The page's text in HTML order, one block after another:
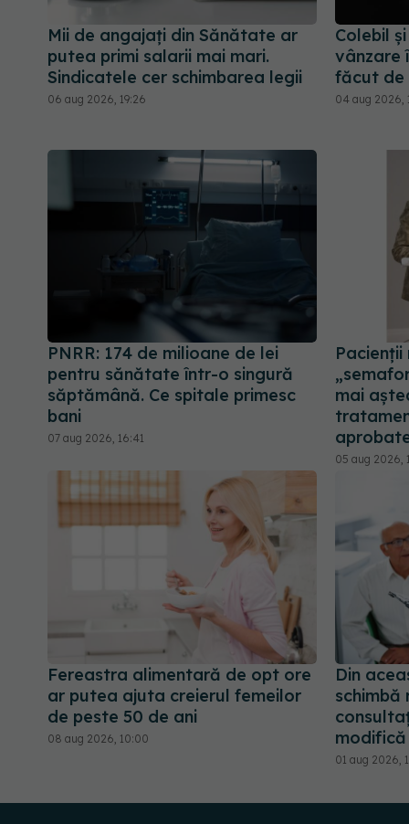
Mii de angajați din Sănătate ar
putea primi salarii mai mari.
Sindicatele cer schimbarea legii
06 aug 2026, 19:26
Colebil
vânzare
făcut de
04 aug 2026,
PNRR: 174 de milioane de lei
pentru sănătate într-o singură
săptămână. Ce spitale primesc
bani
07 aug 2026, 16:41
mai
05 aug 2026,
Fereastra alimentară de opt ore
ar putea ajuta creierul femeilor
de peste 50 de ani
08 aug 2026, 10:00
Din
schimbă
01 aug 2026,